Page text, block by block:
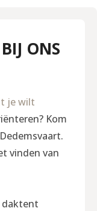
ONS
je wilt
Kom
vinden van
daktent